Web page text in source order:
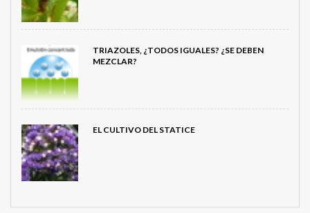
TRIAZOLES, ¿TODOS IGUALES? ¿SE DEBEN
MEZCLAR?
EL CULTIVO DEL STATICE